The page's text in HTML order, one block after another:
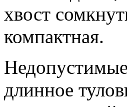
хвост
компактная.
длинное